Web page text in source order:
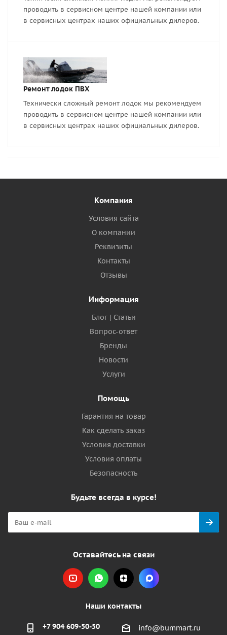
проводить в сервисном центре нашей компании или
в сервисных центрах наших официальных дилеров.
Ремонт лодок ПВХ
Технически сложный ремонт лодок мы рекомендуем
проводить в сервисном центре нашей компании или
в сервисных центрах наших официальных дилеров.
Компания
Условия сайта
О компании
Реквизиты
Контакты
Отзывы
Информация
Блог | Статьи
Вопрос-ответ
Бренды
Новости
Услуги
Помощь
Гарантия на товар
Как сделать заказ
Условия доставки
Условия оплаты
Безопасность
Будьте всегда в курсе!
Оставайтесь на связи
Наши контакты
+7 904 609-50-50 info@bummart.ru